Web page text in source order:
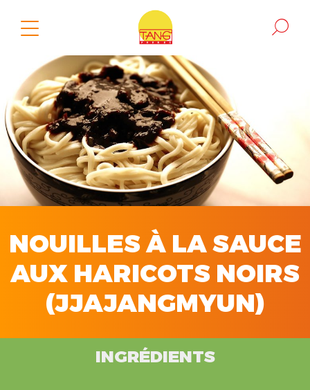
NOUILLES À LA SAUCE
AUX HARICOTS NOIRS
(JJAJANGMYUN)
INGRÉDIENTS